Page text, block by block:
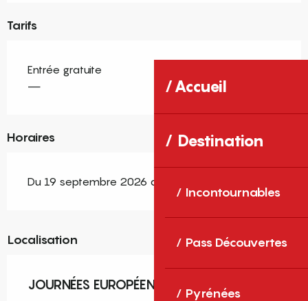
Accueil
Destination
Incontournables
Pass Découvertes
Pyrénées
Tarifs
Entrée gratuite
—
Horaires
Du 19 septembre 2026 au 20 septembre 2026
Localisation
JOURNÉES EUROPÉENNES DU PATRIMOINE